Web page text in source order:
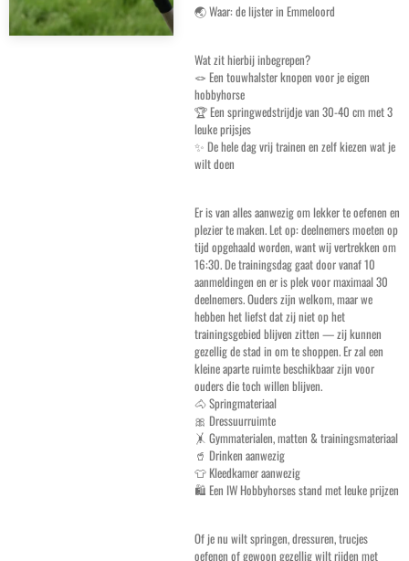
🌏 Waar: de lijster in Emmeloord
Wat zit hierbij inbegrepen?
🪢 Een touwhalster knopen voor je eigen
hobbyhorse
🏆 Een springwedstrijdje van 30-40 cm met 3
leuke prijsjes
✨ De hele dag vrij trainen en zelf kiezen wat je
wilt doen
Er is van alles aanwezig om lekker te oefenen en
plezier te maken. Let op: deelnemers moeten op
tijd opgehaald worden, want wij vertrekken om
16:30. De trainingsdag gaat door vanaf 10
aanmeldingen en er is plek voor maximaal 30
deelnemers. Ouders zijn welkom, maar we
hebben het liefst dat zij niet op het
trainingsgebied blijven zitten — zij kunnen
gezellig de stad in om te shoppen. Er zal een
kleine aparte ruimte beschikbaar zijn voor
ouders die toch willen blijven.
🐴 Springmateriaal
🎀 Dressuurruimte
🤸 Gymmaterialen, matten & trainingsmateriaal
🥤 Drinken aanwezig
👕 Kleedkamer aanwezig
🛍️ Een IW Hobbyhorses stand met leuke prijzen
Of je nu wilt springen, dressuren, trucjes
oefenen of gewoon gezellig wilt rijden met